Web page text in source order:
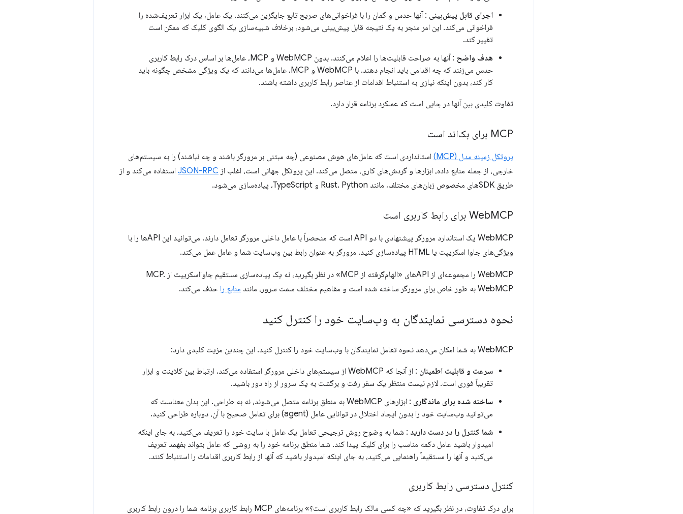
اجرای قابل پیش‌بینی : آنها حدس و گمان را با فراخوانی‌های صریح تابع جایگزین می‌کنند. یک عامل، یک ابزار تعریف‌شده را
فراخوانی می‌کند. این امر منجر به یک نتیجه قابل پیش‌بینی می‌شود، برخلاف شبیه‌سازی یک الگوی کلیک که ممکن است
تغییر کند.
هدف واضح
: آنها به صراحت قابلیت‌ها را اعلام می‌کنند. بدون WebMCP و MCP، عامل‌ها بر اساس درک رابط کاربری
حدس می‌زنند که چه اقدامی باید انجام دهند. با WebMCP و MCP، عامل‌ها می‌دانند که یک ویژگی مشخص چگونه باید
کار کند، بدون اینکه نیازی به استنباط اقدامات از عناصر رابط کاربری داشته باشند.
تفاوت کلیدی بین آنها در جایی است که عملکرد برنامه قرار دارد.
MCP برای بک‌اند است
پروتکل زمینه مدل (MCP)
استانداردی است که عامل‌های هوش مصنوعی (چه مبتنی بر مرورگر باشند و چه نباشند) را به سیستم‌های
خارجی، از جمله منابع داده، ابزارها و گردش‌های کاری، متصل می‌کند. این پروتکل جهانی است، اغلب از JSON-RPC استفاده می‌کند و از
طریق SDKهای مخصوص زبان‌های مختلف، مانند Rust، Python و TypeScript، پیاده‌سازی می‌شود.
WebMCP برای رابط کاربری است
WebMCP یک استاندارد مرورگر پیشنهادی با دو API است که منحصراً با عامل داخلی مرورگر تعامل دارند. می‌توانید این APIها را با
ویژگی‌های جاوا اسکریپت یا HTML پیاده‌سازی کنید. مرورگر به عنوان رابط بین وب‌سایت شما و عامل عمل می‌کند.
WebMCP را مجموعه‌ای از APIهای «الهام‌گرفته از MCP» در نظر بگیرید، نه یک پیاده‌سازی مستقیم جاوااسکریپت از MCP.
WebMCP به طور خاص برای مرورگر ساخته شده است و مفاهیم مختلف سمت سرور، مانند
منابع را حذف می‌کند.
نحوه دسترسی نمایندگان به وب‌سایت خود را کنترل کنید
WebMCP به شما امکان می‌دهد نحوه تعامل نمایندگان با وب‌سایت خود را کنترل کنید. این چندین مزیت کلیدی دارد:
سرعت و قابلیت اطمینان
: از آنجا که WebMCP از سیستم‌های داخلی مرورگر استفاده می‌کند، ارتباط بین کلاینت و ابزار
تقریباً فوری است. لازم نیست منتظر یک سفر رفت و برگشت به یک سرور از راه دور باشید.
ساخته شده برای ماندگاری
: ابزارهای WebMCP به منطق برنامه متصل می‌شوند، نه به طراحی. این بدان معناست که
می‌توانید وب‌سایت خود را بدون ایجاد اختلال در توانایی عامل (agent) برای تعامل صحیح با آن، دوباره طراحی کنید.
شما کنترل را در دست دارید : شما به وضوح روش ترجیحی تعامل یک عامل با سایت خود را تعریف می‌کنید، به جای اینکه
امیدوار باشید عامل دکمه مناسب را برای کلیک پیدا کند. شما منطق برنامه خود را به روشی که عامل بتواند بفهمد تعریف
می‌کنید و آنها را مستقیماً راهنمایی می‌کنید، به جای اینکه امیدوار باشید که آنها از رابط کاربری اقدامات را استنباط کنند.
کنترل دسترسی رابط کاربری
برای درک تفاوت، در نظر بگیرید که «چه کسی مالک رابط کاربری است؟» برنامه‌های MCP رابط کاربری برنامه شما را درون رابط کاربری